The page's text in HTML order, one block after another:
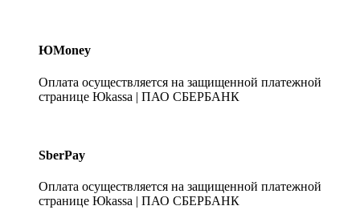
ЮMoney
Оплата осуществляется на защищенной платежной
странице Юkassa | ПАО СБЕРБАНК
SberPay
Оплата осуществляется на защищенной платежной
странице Юkassa | ПАО СБЕРБАНК